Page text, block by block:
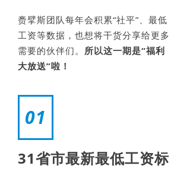
赉擘斯团队每年会积累“社平”、最低
工资等数据，也想将干货分享给更多
需要的伙伴们。 所以这一期是“福利
大放送”啦！
01
31省市最新最低工资标